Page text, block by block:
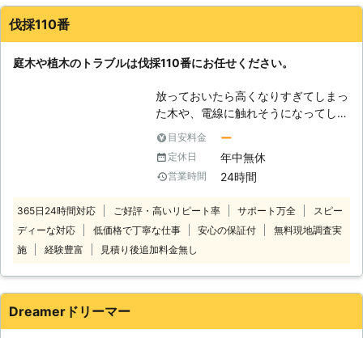
た状況での伐採は、周りの建物や電線
高い技術が必要です。当店では木に登
って少しずつ切り詰めていく「特殊伐
採」により、安全に伐採工事をおこな
いますので安心してお任せください。
【樹木に携わり約10年のベテランが
対応】 庭仕事・林業に携わってから
10年ほど経ちました。その前は建築
業を専門に50年以上の実績があり、
高所での作業に慣れていることが強み
です。木の上での作業をご依頼のとき
伐採110番
庭木や植木のトラブルは伐採110番にお任せください。
放っておいたら高くなりすぎてしまっ
た木や、電線に触れそうになってしま
っている木など、ご自分では手に負え
なくなってしまった木はありません
か？ 伐採110番では、1本から伐採、
抜根をお受けします。 一人で悩まず
24時間365日、無料でお電話でのご
相談をお受けしております。 【伐採
110番の4つの強み】 ・庭木や植木1本
けでも伐採、抜根をさせていただきま
「仕事で立ち合える時間がない」、
目安料金 ー
定休日 年中無休
営業時間 24時間
365日24時間対応 ご好評・高いリピート率 サポート万全
スピー
ディーな対応
低価格で丁寧な仕事 安心の保証付
無料現地調査実
施
経験豊富 見積り後追加料金無し
Dreamerドリーマー